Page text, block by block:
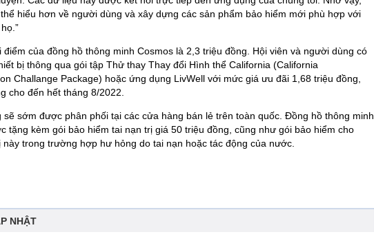
hiểu hơn về người dùng và xây dựng các sản phẩm bảo hiểm mới phù hợp với
điểm của đồng hồ thông minh Cosmos là 2,3 triệu đồng. Hội viên và người dùng có
bị thông qua gói tập Thử thay Thay đổi Hình thể California (California
Challange Package) hoặc ứng dụng LivWell với mức giá ưu đãi 1,68 triệu đồng,
cho đến hết tháng 8/2022.
sẽ sớm được phân phối tại các cửa hàng bán lẻ trên toàn quốc. Đồng hồ thông minh
tặng kèm gói bảo hiểm tai nạn trị giá 50 triệu đồng, cũng như gói bảo hiểm cho
này trong trường hợp hư hỏng do tai nạn hoặc tác động của nước.
NHẬT